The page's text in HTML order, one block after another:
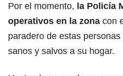
Por el momento, la Policía
operativos en la zona con
paradero de estas
sanos y salvos a su hogar.